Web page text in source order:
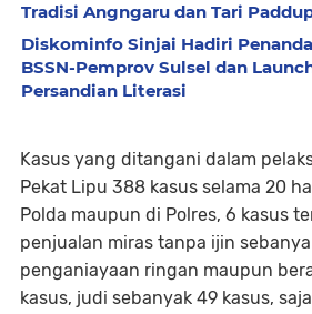
Tradisi Angngaru dan Tari
Diskominfo Sinjai Hadiri
BSSN-Pemprov Sulsel dan
Persandian Literasi
Kasus yang ditangani dalam
Pekat Lipu 388 kasus selama 20
Polda maupun di Polres, 6 kasus
penjualan miras tanpa ijin
penganiayaan ringan maupun
kasus, judi sebanyak 49 kasus,